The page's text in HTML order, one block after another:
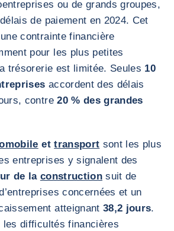
ou de grands groupes,
de paiement en 2024. Cet
contrainte financière
pour les plus petites
trésorerie est limitée. Seules 10
accordent des délais
contre20 % des grandes
ettransport sont les plus
entreprises y signalent des
de la constructionsuit de
concernées et un
atteignant 38,2 jours.
les difficultés financières